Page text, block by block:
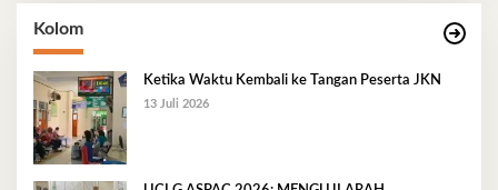
Kolom
Ketika Waktu Kembali ke Tangan Peserta JKN
13 Juli 2026